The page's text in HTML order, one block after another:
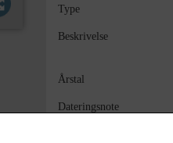
Type
Beskrivelse
Årstal
Dateringsnote